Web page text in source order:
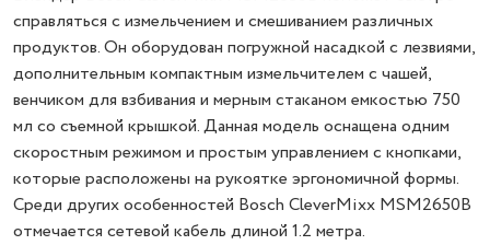
справляться с измельчением и смешиванием различных
продуктов. Он оборудован погружной насадкой с лезвиями,
дополнительным компактным измельчителем с чашей,
венчиком для взбивания и мерным стаканом емкостью 750
мл со съемной крышкой. Данная модель оснащена одним
скоростным режимом и простым управлением с кнопками,
которые расположены на рукоятке эргономичной формы.
Среди других особенностей Bosch CleverMixx MSM2650B
отмечается сетевой кабель длиной 1.2 метра.